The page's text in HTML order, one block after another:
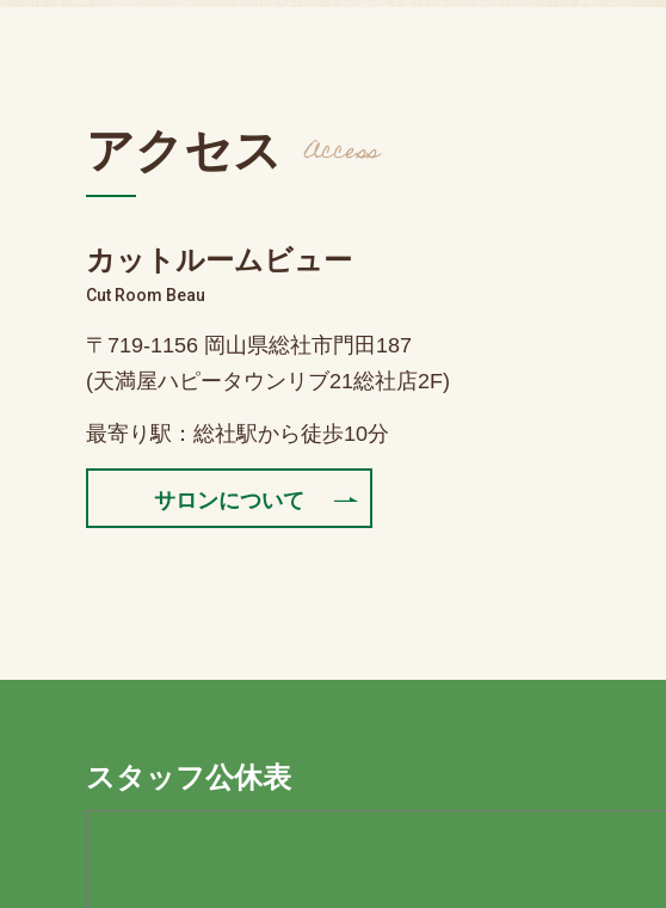
アクセス Access
カットルームビュー
Cut Room Beau
〒719-1156 岡山県総社市門田187
(天満屋ハピータウンリブ21総社店2F)
最寄り駅：総社駅から徒歩10分
サロンについて
スタッフ公休表